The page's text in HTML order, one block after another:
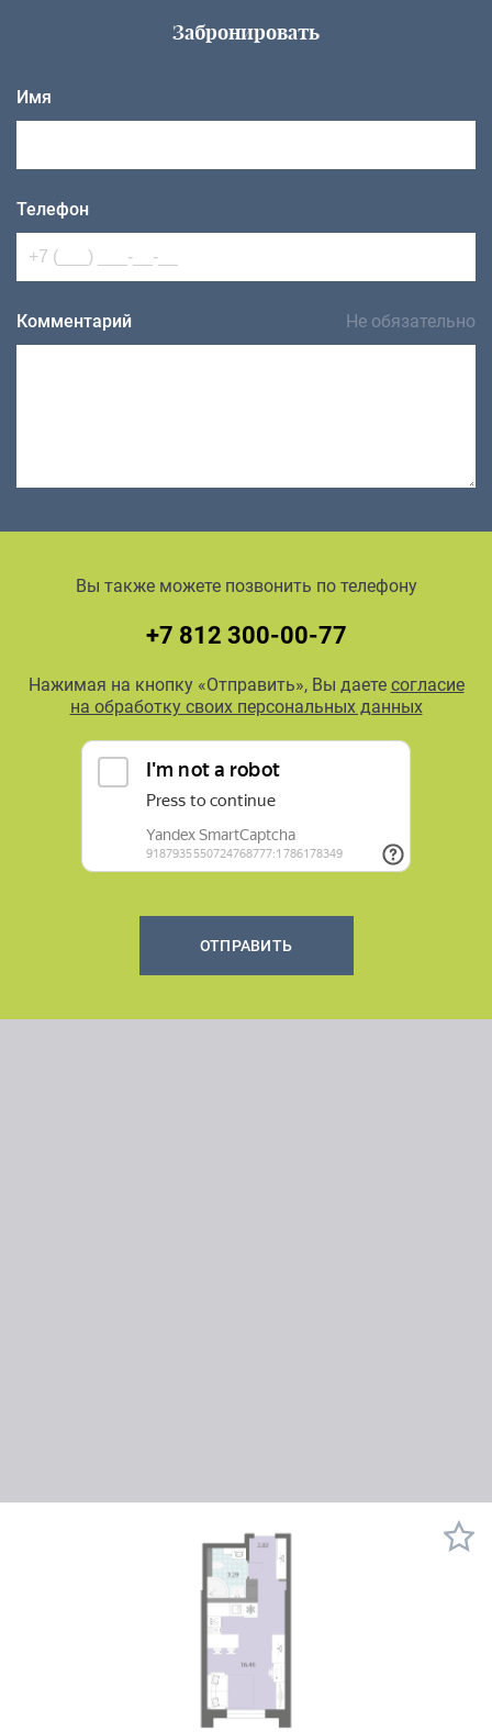
Забронировать
Имя
Телефон
Комментарий Не обязательно
Вы также можете позвонить по телефону
+7 812 300-00-77
Нажимая на кнопку «Отправить», Вы даете согласие
на обработку своих персональных данных
ОТПРАВИТЬ